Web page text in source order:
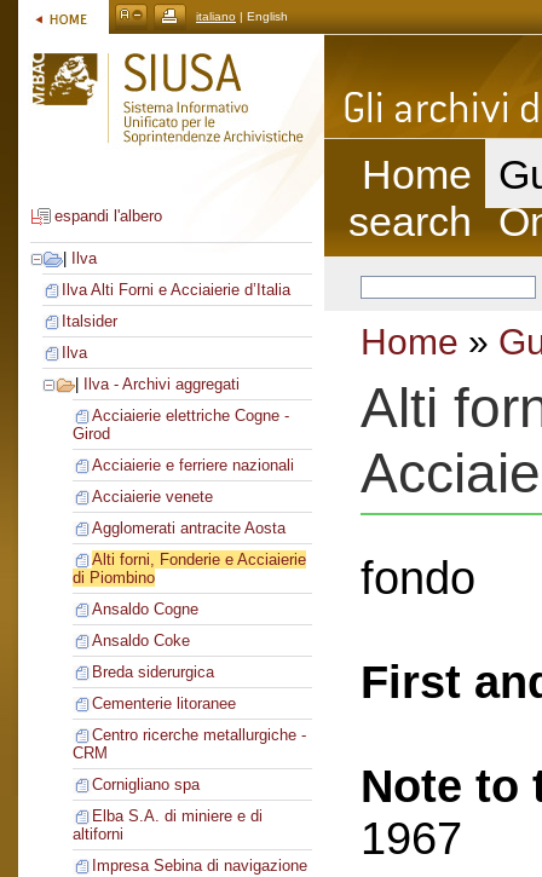
italiano | English
espandi l'albero
Ilva
Ilva Alti Forni e Acciaierie d’Italia
Italsider
Ilva
Ilva - Archivi aggregati
Acciaierie elettriche Cogne -
Girod
Acciaierie e ferriere nazionali
Acciaierie venete
Agglomerati antracite Aosta
Alti forni, Fonderie e Acciaierie
di Piombino
Ansaldo Cogne
Ansaldo Coke
Breda siderurgica
Cementerie litoranee
Centro ricerche metallurgiche -
CRM
Cornigliano spa
Elba S.A. di miniere e di
altiforni
Impresa Sebina di navigazione
Home
search
Home »
Alti
fondo
First
Note to
1967